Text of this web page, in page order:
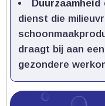
dienst die
draagt bij aan
gezondere